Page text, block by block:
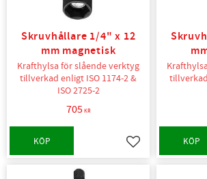
Skruvhållare 1/4" x 12
mm magnetisk
Krafthylsa för slående verktyg
tillverkad enligt ISO 1174-2 &
ISO 2725-2
705KR
Lägg till i favoriter
KÖP KÖP